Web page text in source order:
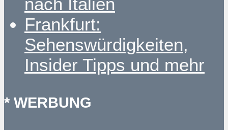
Frankfurt:
Sehenswürdigkeiten,
Insider Tipps und mehr
* WERBUNG